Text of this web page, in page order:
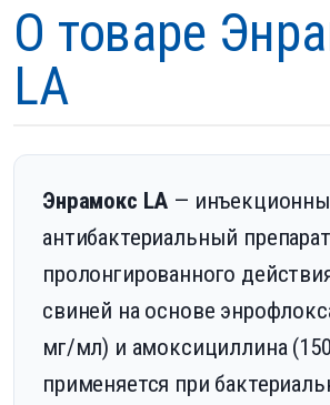
О товаре
LA
Энрамокс LA —
антибактериальный препарат
пролонгированного
свиней на основе
мг/мл) и амоксициллина
применяется при